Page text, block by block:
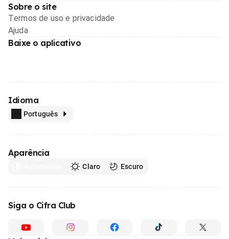
Sobre o site
Termos de uso e privacidade
Ajuda
Baixe o aplicativo
Idioma
Português
Aparência
Claro Escuro
Siga o Cifra Club